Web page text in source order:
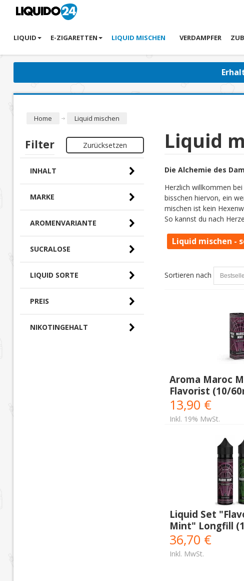
LIQUID E-ZIGARETTEN LIQUID MISCHEN VERDAMPFER
Home Liquid mischen
Liquid
Die Alchemie des
Herzlich willkommen
bisschen hiervon, ein
mischen ist kein
So kannst du nach
Liquid mischen -
Sortieren nach
Aroma Maroc
Flavorist (10/
13,90 €
Inkl. 19% MwSt.
Liquid Set
Mint" Longfill
36,70 €
Inkl. MwSt.
Filter Zurücksetzen
INHALT
MARKE
AROMENVARIANTE
SUCRALOSE
LIQUID SORTE
PREIS
0,00 € - 10,00 € (0)
NIKOTINGEHALT